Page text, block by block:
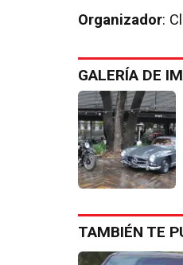
Organizador:
GALERÍA DE
TAMBIÉN TE